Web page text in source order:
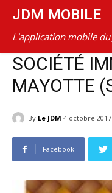
JDM MOBILE
L'application mobile
SOCIÉTÉ
MAYOTTE
By Le JDM 4 octobre 2017
Facebook